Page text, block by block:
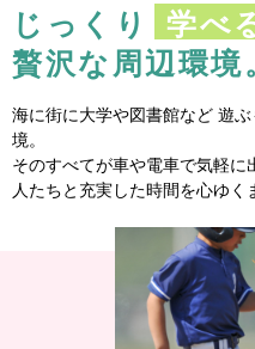
じっくり
学べ
贅沢な周辺環境
海に街に大学や図書館など 遊ぶ
境。
そのすべてが車や電車で気軽に
人たちと充実した時間を心ゆく